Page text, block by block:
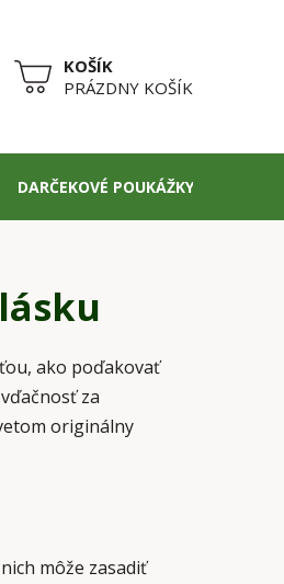
NÁKUPNÝPRÁZDNY KOŠÍK
DARČEKOVÉ POUKÁŽKY
ako poďakovať
za
originálny
môže zasadiť